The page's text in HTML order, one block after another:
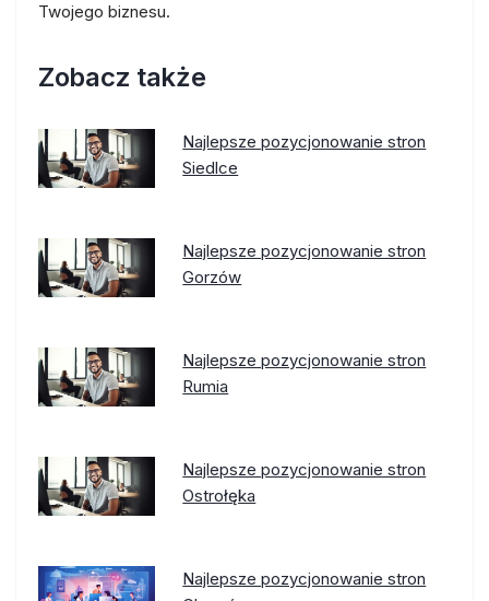
Twojego biznesu.
Zobacz także
Najlepsze pozycjonowanie stron
Siedlce
Najlepsze pozycjonowanie stron
Gorzów
Najlepsze pozycjonowanie stron
Rumia
Najlepsze pozycjonowanie stron
Ostrołęka
Najlepsze pozycjonowanie stron